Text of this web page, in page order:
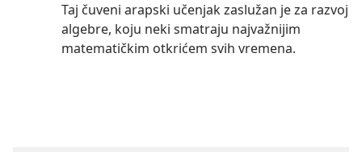
Taj čuveni arapski učenjak zaslužan je za razvoj
algebre, koju neki smatraju najvažnijim
matematičkim otkrićem svih vremena.